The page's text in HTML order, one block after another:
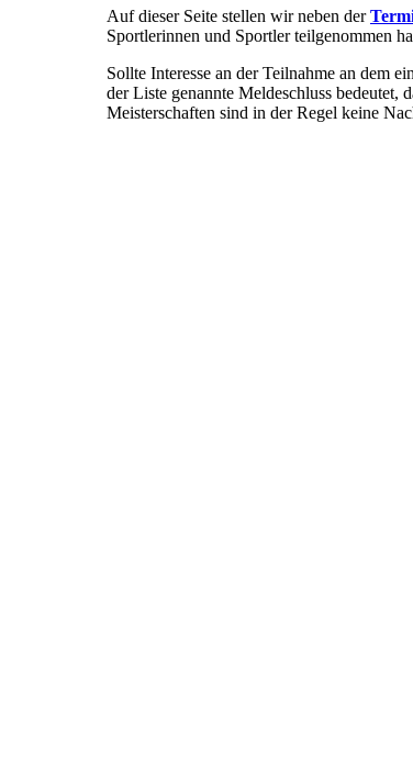
Auf dieser Seite stellen wir neben der
Sportlerinnen und Sportler teilgenommen
Sollte Interesse an der Teilnahme an dem
der Liste genannte Meldeschluss bedeutet,
Meisterschaften sind in der Regel keine